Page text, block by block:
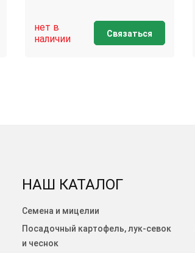
нет в
наличии
Связаться
НАШ КАТАЛОГ
Семена и мицелии
Посадочный картофель, лук-севок
и чеснок